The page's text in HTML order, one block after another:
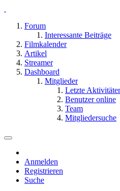
Forum
Interessante Beiträge
Filmkalender
Artikel
Streamer
Dashboard
Mitglieder
Letzte
Benutzer online
Team
Mitgliedersuche
Anmelden
Registrieren
Suche